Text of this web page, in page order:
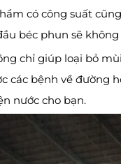
có công suất
béc phun sẽ
chỉ giúp loại bỏ
bệnh về đường
nước cho bạn.